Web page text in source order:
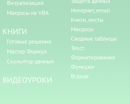
Визуализация
Макросы на VBA
КНИГИ
Готовые решения
Мастер Формул
Скульптор данных
ВИДЕОУРОКИ
Интернет, email
Книги, листы
Макросы
Сводные таблицы
Текст
Форматирование
Функции
Всякое